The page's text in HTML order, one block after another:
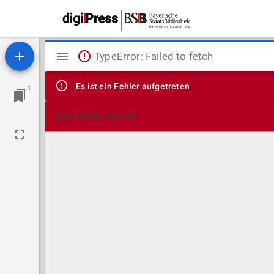
1
Mirador
Viewer
TypeError: Failed to fetch
Es ist ein Fehler aufgetreten
Technische Details